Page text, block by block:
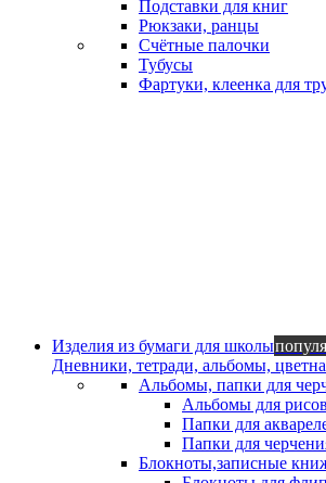
Подставки для книг
Рюкзаки, ранцы
Счётные палочки
Тубусы
Фартуки, клеенка для
Изделия из бумаги для школы
Дневники, тетради, альбомы,
Альбомы, папки для
Альбомы для
Папки для
Папки для
Блокноты,записные